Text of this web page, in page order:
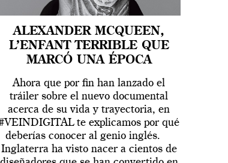
ALEXANDER MCQUEEN,
L’ENFANT TERRIBLE QUE
MARCÓ UNA ÉPOCA
Ahora que por fin han lanzado el
tráiler sobre el nuevo documental
acerca de su vida y trayectoria, en
te explicamos por qué
deberías conocer al genio inglés.
Inglaterra ha visto nacer a cientos de